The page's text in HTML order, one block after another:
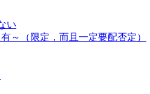
い
～（限定，而且一定要配否定）